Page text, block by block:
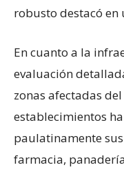
robusto destacó en
En cuanto a la
evaluación
zonas afectadas
establecimientos
paulatinamente
farmacia,